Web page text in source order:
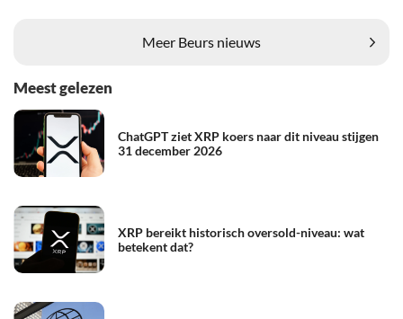
Meer Beurs nieuws
Meest gelezen
ChatGPT ziet XRP koers naar dit niveau stijgen
31 december 2026
XRP bereikt historisch oversold-niveau: wat
betekent dat?